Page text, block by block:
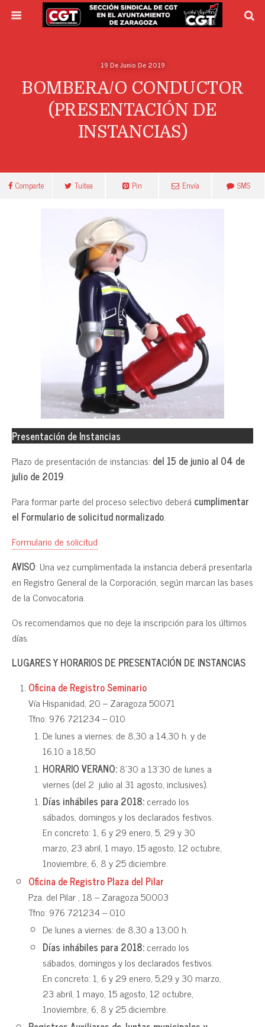
19 De Junio De 2019
BOMBERA/O CONDUCTOR
(PRESENTACIÓN DE
INSTANCIAS)
Comparte Tuitea Pin Envía SMS
Presentación de Instancias
Plazo de presentación de instancias: del 15 de junio al 04 de
julio de 2019.
Para formar parte del proceso selectivo deberá cumplimentar
el Formulario de solicitud normalizado.
Formulario de solicitud
AVISO: Una vez cumplimentada la instancia deberá presentarla
en Registro General de la Corporación, según marcan las bases
de la Convocatoria.
Os recomendamos que no deje la inscripción para los últimos
días.
LUGARES Y HORARIOS DE PRESENTACIÓN DE INSTANCIAS
Oficina de Registro Seminario
Vía Hispanidad, 20 – Zaragoza 50071
Tfno: 976 721234 – 010
De lunes a viernes: de 8,30 a 14,30 h. y de
16,10 a 18,50
HORARIO VERANO:8’30 a 13’30 de lunes a
viernes (del 2 julio al 31 agosto, inclusives).
Días inhábiles para 2018:cerrado los
sábados, domingos y los declarados festivos.
En concreto: 1, 6 y 29 enero, 5, 29 y 30
marzo, 23 abril, 1 mayo, 15 agosto, 12 octubre,
1noviembre, 6, 8 y 25 diciembre.
Oficina de Registro Plaza del Pilar
Pza. del Pilar , 18 – Zaragoza 50003
Tfno: 976 721234 – 010
De lunes a viernes: de 8,30 a 13,00 h.
Días inhábiles para 2018:cerrado los
sábados, domingos y los declarados festivos.
En concreto: 1, 6 y 29 enero, 5,29 y 30 marzo,
23 abril, 1 mayo, 15 agosto, 12 octubre,
1noviembre, 6, 8 y 25 diciembre.